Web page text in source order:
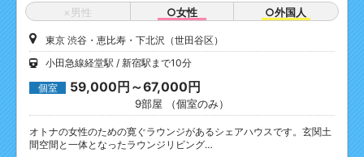
×男性 ○女性 ○外国人
東京 渋谷・恵比寿・下北沢（世田谷区）
小田急線経堂駅
新宿駅まで10分
個室 59,000円～67,000円
9部屋 （個室のみ）
オトナの女性のための寛ぐラウンジがあるシェアハウスです。玄関土
間空間と一体となったラウンジリビング…